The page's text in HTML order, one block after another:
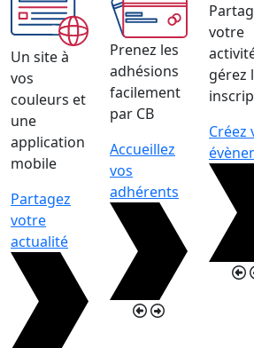
Un site à
vos
couleurs et
une
application
mobile
Partagez
votre
actualité
Prenez les
adhésions
facilement
par CB
Accueillez
vos
adhérents
votre
gérez
Créez